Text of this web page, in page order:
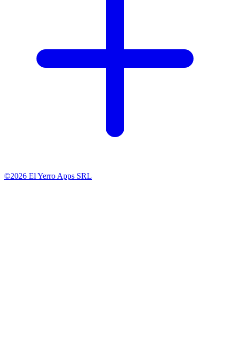
©2026 El Yerro Apps SRL